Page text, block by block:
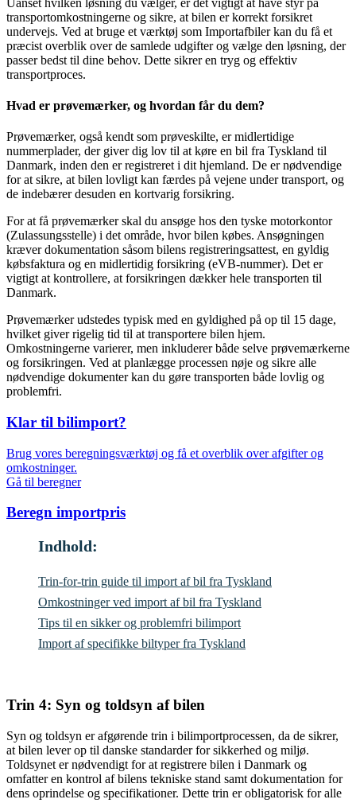
transportomkostningerne og sikre, at bilen er korrekt forsikret
undervejs. Ved at bruge et værktøj som Importafbiler kan du få et
præcist overblik over de samlede udgifter og vælge den løsning, der
passer bedst til dine behov. Dette sikrer en tryg og effektiv
transportproces.
Hvad er prøvemærker, og hvordan får du dem?
Prøvemærker, også kendt som prøveskilte, er midlertidige
nummerplader, der giver dig lov til at køre en bil fra Tyskland til
Danmark, inden den er registreret i dit hjemland. De er nødvendige
for at sikre, at bilen lovligt kan færdes på vejene under transport, og
de indebærer desuden en kortvarig forsikring.
For at få prøvemærker skal du ansøge hos den tyske motorkontor
(Zulassungsstelle) i det område, hvor bilen købes. Ansøgningen
kræver dokumentation såsom bilens registreringsattest, en gyldig
købsfaktura og en midlertidig forsikring (eVB-nummer). Det er
vigtigt at kontrollere, at forsikringen dækker hele transporten til
Danmark.
Prøvemærker udstedes typisk med en gyldighed på op til 15 dage,
hvilket giver rigelig tid til at transportere bilen hjem.
Omkostningerne varierer, men inkluderer både selve prøvemærkerne
og forsikringen. Ved at planlægge processen nøje og sikre alle
nødvendige dokumenter kan du gøre transporten både lovlig og
problemfri.
Klar til bilimport?
Brug vores beregningsværktøj og få et overblik over afgifter og
omkostninger.
Gå til beregner
Beregn importpris
Indhold:
Trin-for-trin guide til import af bil fra Tyskland
Omkostninger ved import af bil fra Tyskland
Tips til en sikker og problemfri bilimport
Import af specifikke biltyper fra Tyskland
Trin 4: Syn og toldsyn af bilen
Syn og toldsyn er afgørende trin i bilimportprocessen, da de sikrer,
at bilen lever op til danske standarder for sikkerhed og miljø.
Toldsynet er nødvendigt for at registrere bilen i Danmark og
omfatter en kontrol af bilens tekniske stand samt dokumentation for
dens oprindelse og specifikationer. Dette trin er obligatorisk for alle